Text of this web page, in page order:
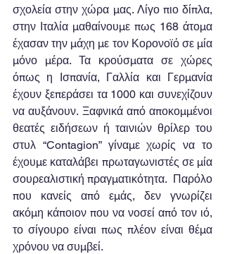
σχολεία στην χώρα μας. Λίγο πιο δίπλα,
στην Ιταλία μαθαίνουμε πως 168 άτομα
έχασαν την μάχη με τον Κορονοϊό σε μία
μόνο μέρα. Τα κρούσματα σε χώρες
όπως η Ισπανία, Γαλλία και Γερμανία
έχουν ξεπεράσει τα 1000 και συνεχίζουν
να αυξάνουν. Ξαφνικά από αποκομμένοι
θεατές ειδήσεων ή ταινιών θρίλερ του
στυλ “Contagion” γίναμε χωρίς να το
έχουμε καταλάβει πρωταγωνιστές σε μία
σουρεαλιστική πραγματικότητα.  Παρόλο
που κανείς από εμάς, δεν γνωρίζει
ακόμη κάποιον που να νοσεί από τον ιό,
το σίγουρο είναι πως πλέον είναι θέμα
χρόνου να συμβεί.